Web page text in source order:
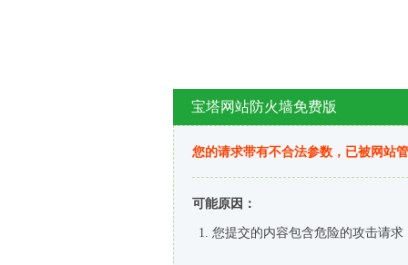
宝塔网站防火墙免费版
您的请求带有不合法参数，已被网站
可能原因：
您提交的内容包含危险的攻击请求